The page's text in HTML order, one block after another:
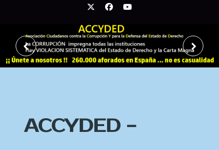
ACCYDED -